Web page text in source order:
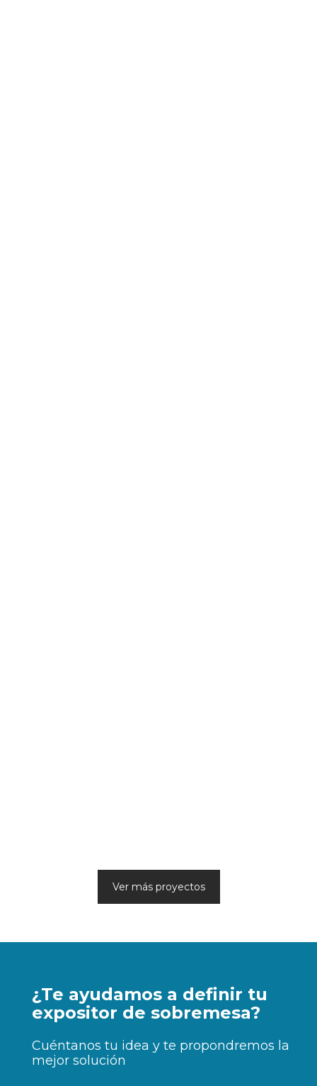
Ver más proyectos
¿Te ayudamos a definir tu
expositor de sobremesa?
Cuéntanos tu idea y te propondremos la
mejor solución